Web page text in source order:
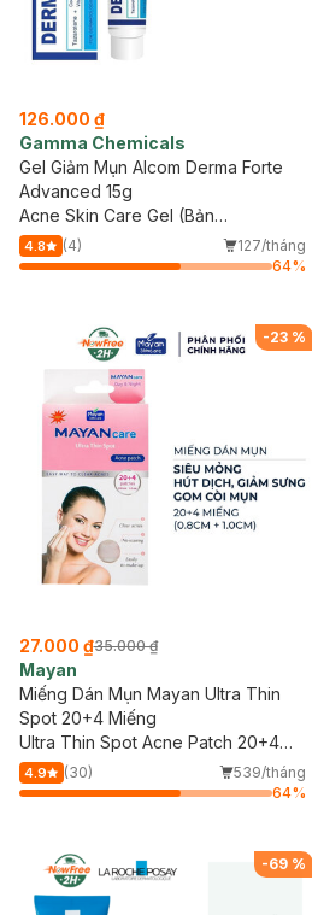
126.000 ₫
Gamma Chemicals
Gel Giảm Mụn Alcom Derma Forte
Advanced 15g
Acne Skin Care Gel (Bản
Advanced)
4.8 (4)
127/tháng
64%
-23 %
27.000 ₫35.000 ₫
Mayan
Miếng Dán Mụn Mayan Ultra Thin
Spot 20+4 Miếng
Ultra Thin Spot Acne Patch 20+4
Patches (0.8cm + 1.0cm)
4.9 (30)
539/tháng
64%
-69 %